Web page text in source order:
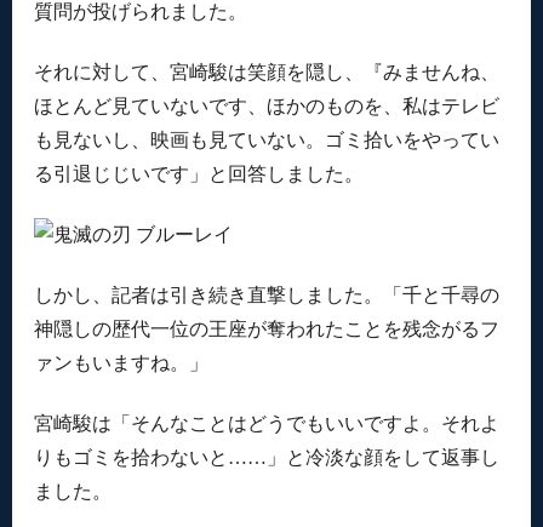
質問が投げられました。
それに対して、宮崎駿は笑顔を隠し、『みませんね、
ほとんど見ていないです、ほかのものを、私はテレビ
も見ないし、映画も見ていない。ゴミ拾いをやってい
る引退じじいです」と回答しました。
しかし、記者は引き続き直撃しました。「千と千尋の
神隠しの歴代一位の王座が奪われたことを残念がるフ
ァンもいますね。」
宮崎駿は「そんなことはどうでもいいですよ。それよ
りもゴミを拾わないと……」と冷淡な顔をして返事し
ました。